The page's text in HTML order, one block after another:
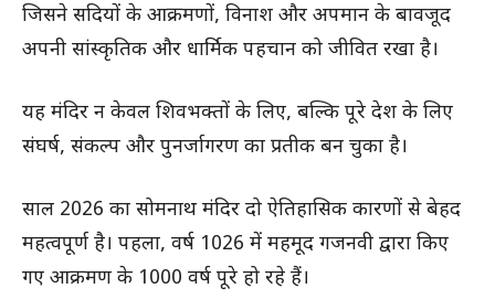
जिसने सदियों के आक्रमणों, विनाश और अपमान के बावजूद
अपनी सांस्कृतिक और धार्मिक पहचान को जीवित रखा है।
यह मंदिर न केवल शिवभक्तों के लिए, बल्कि पूरे देश के लिए
संघर्ष, संकल्प और पुनर्जागरण का प्रतीक बन चुका है।
साल 2026 का सोमनाथ मंदिर दो ऐतिहासिक कारणों से बेहद
महत्वपूर्ण है। पहला, वर्ष 1026 में महमूद गजनवी द्वारा किए
गए आक्रमण के 1000 वर्ष पूरे हो रहे हैं।